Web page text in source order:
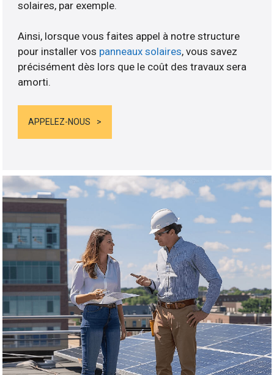
solaires, par exemple.
Ainsi, lorsque vous faites appel à notre structure
pour installer vos panneaux solaires, vous savez
précisément dès lors que le coût des travaux sera
amorti.
APPELEZ-NOUS